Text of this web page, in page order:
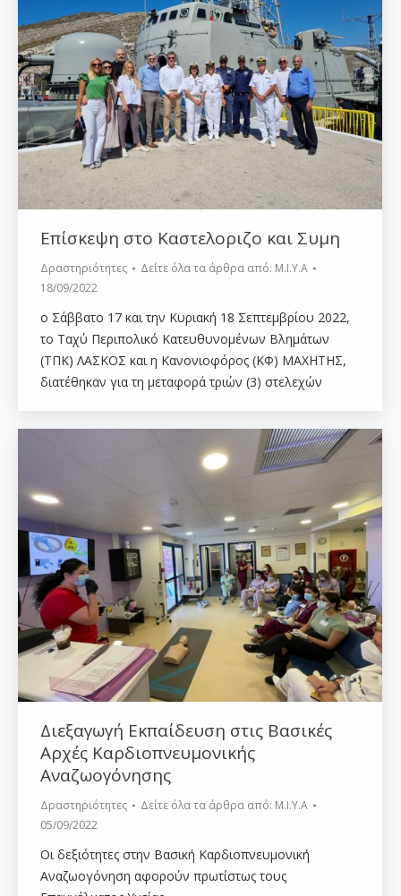
Επίσκεψη στο Καστελοριζο και Συμη
Δραστηριότητες Δείτε όλα τα άρθρα από: Μ.Ι.Υ.Α
18/09/2022
ο Σάββατο 17 και την Κυριακή 18 Σεπτεμβρίου 2022,
το Ταχύ Περιπολικό Κατευθυνομένων Βλημάτων
(ΤΠΚ) ΛΑΣΚΟΣ και η Κανονιοφόρος (ΚΦ) ΜΑΧΗΤΗΣ,
διατέθηκαν για τη μεταφορά τριών (3) στελεχών
Διεξαγωγή Εκπαίδευση στις Βασικές
Αρχές Καρδιοπνευμονικής
Αναζωογόνησης
Δραστηριότητες Δείτε όλα τα άρθρα από: Μ.Ι.Υ.Α
05/09/2022
Οι δεξιότητες στην Βασική Καρδιοπνευμονική
Αναζωογόνηση αφορούν πρωτίστως τους